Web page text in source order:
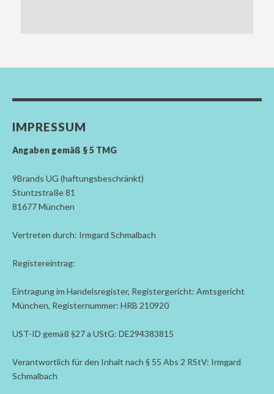
IMPRESSUM
Angaben gemäß § 5 TMG
9Brands UG (haftungsbeschränkt)
Stuntzstraße 81
81677 München
Vertreten durch: Irmgard Schmalbach
Registereintrag:
Eintragung im Handelsregister, Registergericht: Amtsgericht
München, Registernummer: HRB 210920
UST-ID gemäß §27 a UStG: DE294383815
Verantwortlich für den Inhalt nach § 55 Abs 2 RStV: Irmgard
Schmalbach